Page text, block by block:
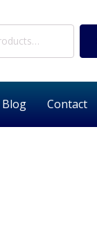
Blog Contact